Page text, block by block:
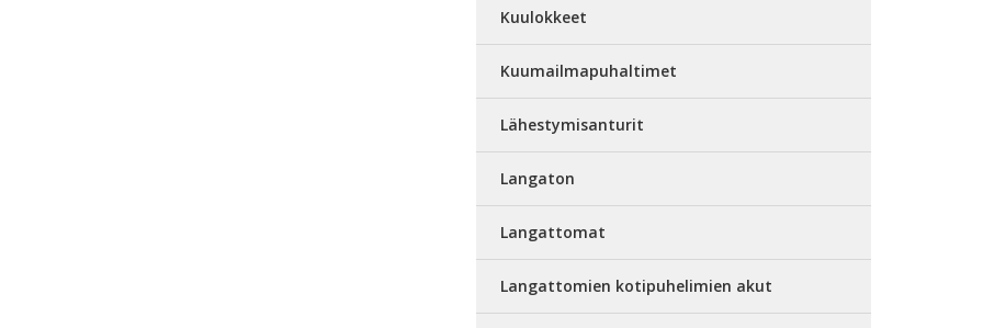
Kuulokkeet
Kuumailmapuhaltimet
Lähestymisanturit
Langaton
Langattomat
Langattomien kotipuhelimien akut